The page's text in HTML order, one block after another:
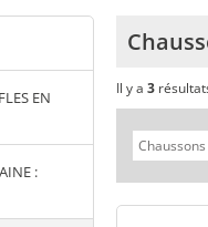
EN
:
Il y a 3